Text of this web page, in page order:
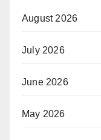
August 2026
July 2026
June 2026
May 2026